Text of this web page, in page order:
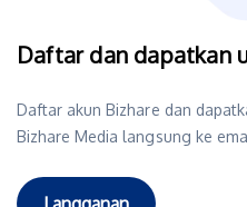
Daftar dan dapatkan
Daftar akun Bizhare dan
Bizhare Media langsung ke